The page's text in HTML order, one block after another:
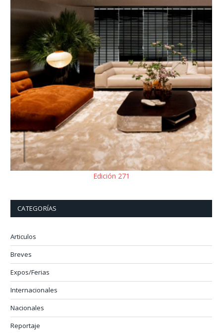
Edición 271
CATEGORÍAS
Articulos
Breves
Expos/Ferias
Internacionales
Nacionales
Reportaje